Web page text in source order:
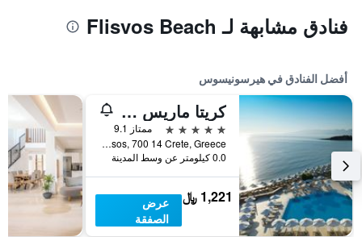
فنادق مشابهة لـ Flisvos Beach
أفضل الفنادق في هيرسونيسوس
كريتا ماريس ريزورت - شامامل جميع الخدمات
5 نجوم
ممتاز 9.1
Hersonissos, 700 14 Crete, Greece, هيرسونيسوس, اليونان
0.0 كيلومتر عن وسط المدينة
1,221 ﷼
عرض
الصفقة